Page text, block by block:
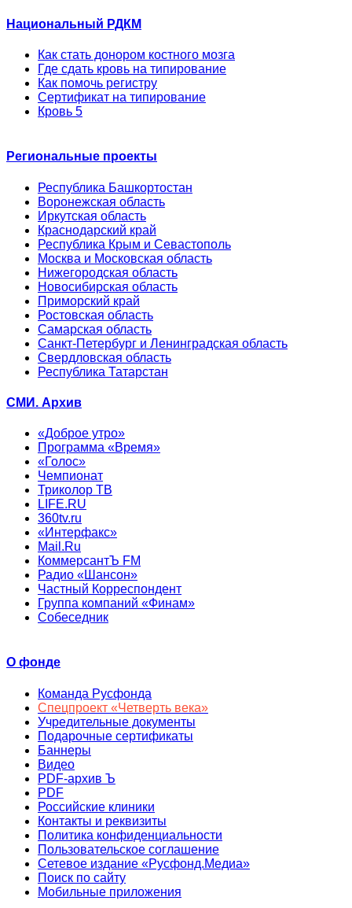
Национальный РДКМ
Как стать донором костного мозга
Где сдать кровь на типирование
Как помочь регистру
Сертификат на типирование
Кровь 5
Региональные проекты
Республика Башкортостан
Воронежская область
Иркутская область
Краснодарский край
Республика Крым и Севастополь
Москва и Московская область
Нижегородская область
Новосибирская область
Приморский край
Ростовская область
Самарская область
Санкт-Петербург и Ленинградская область
Свердловская область
Республика Татарстан
СМИ. Архив
«Доброе утро»
Программа «Время»
«Голос»
Чемпионат
Триколор ТВ
LIFE.RU
360tv.ru
«Интерфакс»
Mail.Ru
КоммерсантЪ FM
Радио «Шансон»
Частный Корреспондент
Группа компаний «Финам»
Собеседник
О фонде
Команда Русфонда
Спецпроект «Четверть века»
Учредительные документы
Подарочные сертификаты
Баннеры
Видео
PDF-архив Ъ
PDF
Российские клиники
Контакты и реквизиты
Политика конфиденциальности
Пользовательское соглашение
Сетевое издание «Русфонд.Медиа»
Поиск по сайту
Мобильные приложения